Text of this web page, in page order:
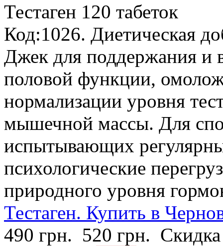
Тестаген 120 табеток
Код:1026. Диетическая
Джек для поддержания и
половой функции,
нормализации уровня
мышечной массы. Для
испытывающих
психологические
природного уровня
Тестаген. Купить в
490 грн. 520 грн.